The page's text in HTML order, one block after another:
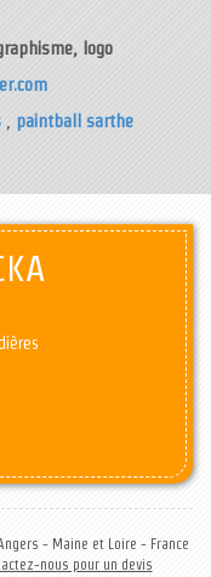
logo
paintball sarthe
- Maine et Loire - France
nous pour un devis